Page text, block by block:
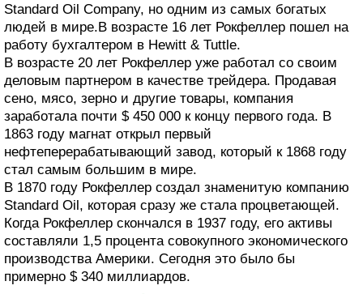
Standard Oil Company, но одним из самых богатых
людей в мире.В возрасте 16 лет Рокфеллер пошел на
работу бухгалтером в Hewitt & Tuttle.
В возрасте 20 лет Рокфеллер уже работал со своим
деловым партнером в качестве трейдера. Продавая
сено, мясо, зерно и другие товары, компания
заработала почти $ 450 000 к концу первого года. В
1863 году магнат открыл первый
нефтеперерабатывающий завод, который к 1868 году
стал самым большим в мире.
В 1870 году Рокфеллер создал знаменитую компанию
Standard Oil, которая сразу же стала процветающей.
Когда Рокфеллер скончался в 1937 году, его активы
составляли 1,5 процента совокупного экономического
производства Америки. Сегодня это было бы
примерно $ 340 миллиардов.